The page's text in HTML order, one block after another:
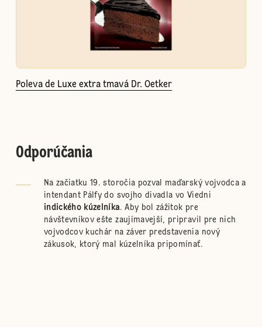
Poleva de Luxe extra tmavá Dr. Oetker
Odporúčania
Na začiatku 19. storočia pozval maďarský vojvodca a
intendant Pálfy do svojho divadla vo Viedni
indického kúzelníka. Aby bol zážitok pre
návštevníkov ešte zaujímavejší, pripravil pre nich
vojvodcov kuchár na záver predstavenia nový
zákusok, ktorý mal kúzelníka pripomínať.